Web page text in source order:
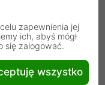
zapewnienia jej
ich, abyś mógł
się zalogować.
wszystko